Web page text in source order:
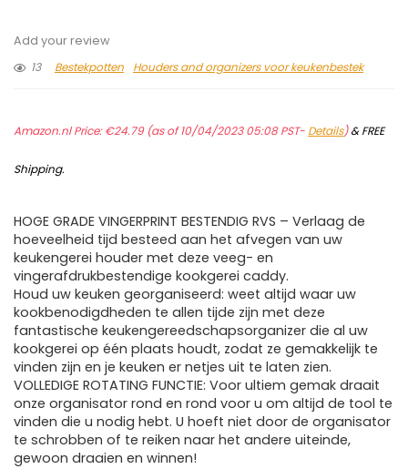
Add your review
13
Bestekpotten Houders and organizers voor keukenbestek
Amazon.nl Price:€24.79(as of 10/04/2023 05:08 PST- Details)&FREE
Shipping.
HOGE GRADE VINGERPRINT BESTENDIG RVS – Verlaag de
hoeveelheid tijd besteed aan het afvegen van uw
keukengerei houder met deze veeg- en
vingerafdrukbestendige kookgerei caddy.
Houd uw keuken georganiseerd: weet altijd waar uw
kookbenodigdheden te allen tijde zijn met deze
fantastische keukengereedschapsorganizer die al uw
kookgerei op één plaats houdt, zodat ze gemakkelijk te
vinden zijn en je keuken er netjes uit te laten zien.
VOLLEDIGE ROTATING FUNCTIE: Voor ultiem gemak draait
onze organisator rond en rond voor u om altijd de tool te
vinden die u nodig hebt. U hoeft niet door de organisator
te schrobben of te reiken naar het andere uiteinde,
gewoon draaien en winnen!